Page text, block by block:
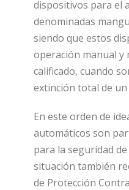
dispositivos para el
denominadas
siendo que estos
operación manual y
calificado, cuando
extinción total de un
En este orden de
automáticos son
para la seguridad
situación también
de Protección